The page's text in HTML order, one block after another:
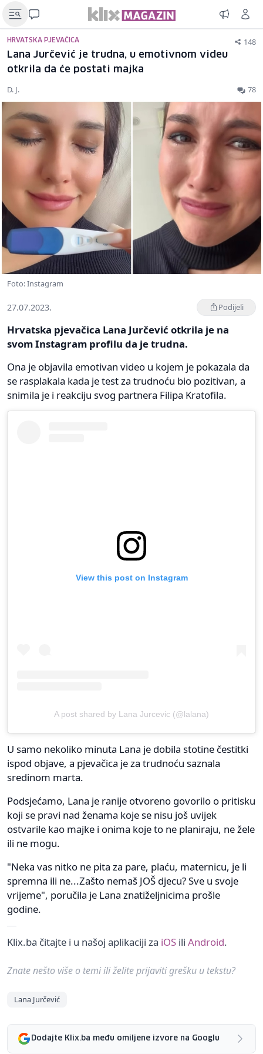
HRVATSKA PJEVAČICA 148
Lana Jurčević je trudna, u emotivnom videu
otkrila da će postati majka
D. J. 78
Foto: Instagram
27.07.2023. Podijeli
Hrvatska pjevačica Lana Jurčević otkrila je na
svom Instagram profilu da je trudna.
Ona je objavila emotivan video u kojem je pokazala da
se rasplakala kada je test za trudnoću bio pozitivan, a
snimila je i reakciju svog partnera Filipa Kratofila.
View this post on Instagram
A post shared by Lana Jurcevic (@lalana)
U samo nekoliko minuta Lana je dobila stotine čestitki
ispod objave, a pjevačica je za trudnoću saznala
sredinom marta.
Podsjećamo, Lana je ranije otvoreno govorilo o pritisku
koji se pravi nad ženama koje se nisu još uvijek
ostvarile kao majke i onima koje to ne planiraju, ne žele
ili ne mogu.
"Neka vas nitko ne pita za pare, plaću, maternicu, je li
spremna ili ne...Zašto nemaš JOŠ djecu? Sve u svoje
vrijeme", poručila je Lana znatiželjnicima prošle
godine.
Klix.ba čitajte i u našoj aplikaciji za iOS ili Android.
Znate nešto više o temi ili želite prijaviti grešku u tekstu?
Lana Jurčević
Dodajte Klix.ba među omiljene izvore na Googlu